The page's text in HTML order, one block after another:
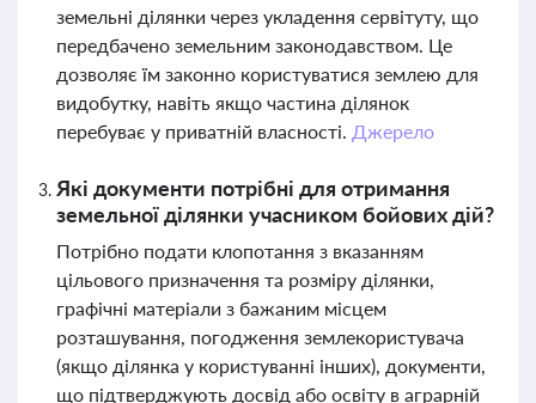
земельні ділянки через укладення сервітуту, що
передбачено земельним законодавством. Це
дозволяє їм законно користуватися землею для
видобутку, навіть якщо частина ділянок
перебуває у приватній власності. Джерело
Які документи потрібні для отримання
земельної ділянки учасником бойових дій?
Потрібно подати клопотання з вказанням
цільового призначення та розміру ділянки,
графічні матеріали з бажаним місцем
розташування, погодження землекористувача
(якщо ділянка у користуванні інших), документи,
що підтверджують досвід або освіту в аграрній